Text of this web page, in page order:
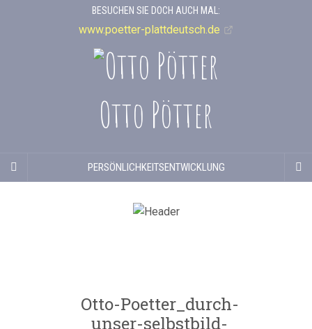
BESUCHEN SIE DOCH AUCH MAL:
www.poetter-plattdeutsch.de
Otto Pötter
PERSÖNLICHKEITSENTWICKLUNG
Otto-Poetter_durch-
unser-selbstbild-